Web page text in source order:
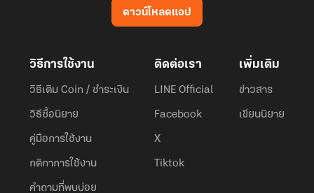
ดาวน์โหลดแอป
วิธีการใช้งาน
วิธีเติม Coin / ชำระเงิน
วิธีซื้อนิยาย
คู่มือการใช้งาน
กติกาการใช้งาน
คำถามที่พบบ่อย
ติดต่อเรา
LINE Official
Facebook
X
Tiktok
เพิ่มเติม
ข่าวสาร
เขียนนิยาย